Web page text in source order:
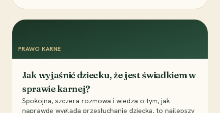
PRAWO KARNE
Jak wyjaśnić dziecku, że jest świadkiem w
sprawie karnej?
Spokojna, szczera rozmowa i wiedza o tym, jak
naprawdę wygląda przesłuchanie dziecka, to najlepszy